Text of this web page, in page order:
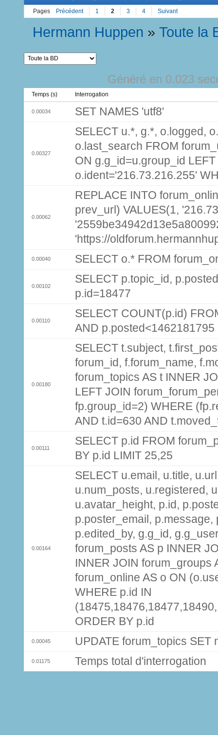
Pages Précédent 1 2 3 4 Suivant
Hermann Huppen »Toute la
Généré en 0.023
Temps (s) Interrogation
0.00034 SET NAMES 'utf8'
0.00327
SELECT u.*, g.*, o.logged,
o.last_search FROM
ON g.g_id=u.group_id
o.ident='216.73.216.255'
0.00062
REPLACE INTO
prev_url) VALUES(1,
'https://
0.00040 SELECT o.* FROM
0.00102
SELECT p.topic_id,
p.id=18477
0.00110
SELECT COUNT(p.id)
AND p.posted<1462181795
0.00180
SELECT t.subject,
forum_id, f.forum_name,
forum_topics AS t INNER
LEFT JOIN
fp.group_id=2) WHERE
AND t.id=630 AND
0.00111
SELECT p.id FROM
BY p.id LIMIT 25,25
0.00164
SELECT u.email, u.title,
u.num_posts, u.registered,
u.avatar_height, p.id,
p.poster_email,
p.edited_by, g.g_id,
forum_posts AS p INNER
INNER JOIN forum_groups
forum_online AS o ON
WHERE p.id IN
ORDER BY p.id
0.00045 UPDATE forum_topics
0.01175 Temps total d'interrogation